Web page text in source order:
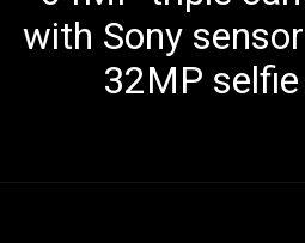
with Sony
32MP